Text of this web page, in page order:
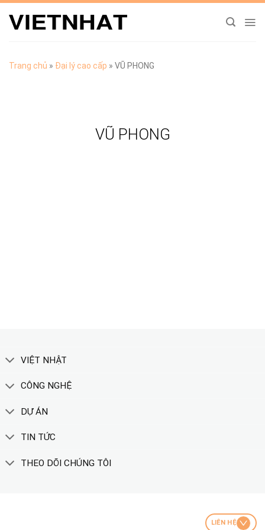
Chuyển
đến
Trang chủ » Đại lý cao cấp » VŨ PHONG
VŨ PHONG
VIỆT NHẬT
CÔNG NGHỆ
DỰ ÁN
TIN TỨC
THEO DÕI CHÚNG TÔI
LIÊN HỆ